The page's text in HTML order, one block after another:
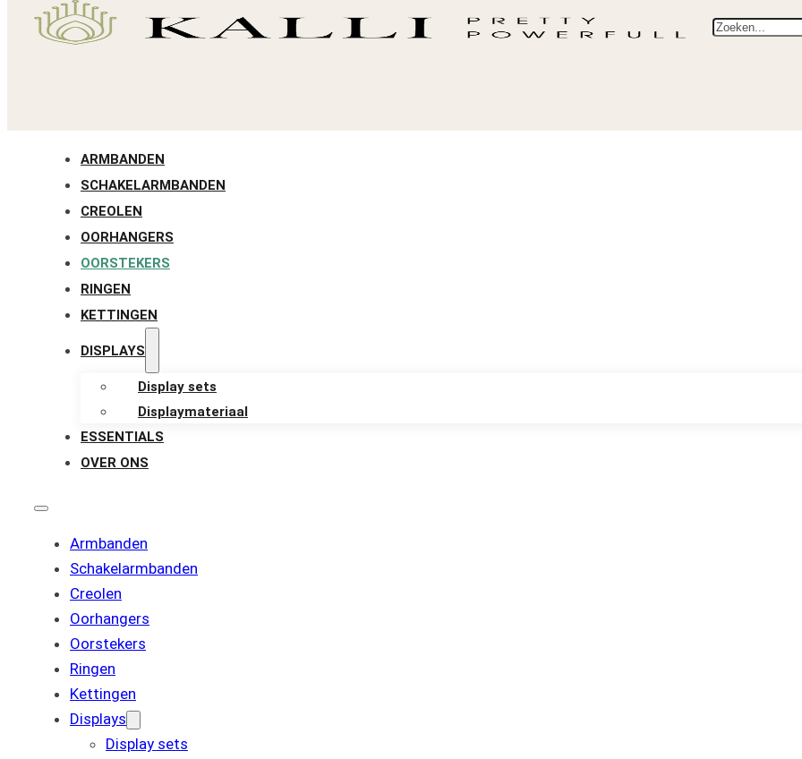
Zoeken
ARMBANDEN
SCHAKELARMBANDEN
CREOLEN
OORHANGERS
OORSTEKERS
RINGEN
KETTINGEN
DISPLAYS
Display sets
Displaymateriaal
ESSENTIALS
OVER ONS
Armbanden
Schakelarmbanden
Creolen
Oorhangers
Oorstekers
Ringen
Kettingen
Displays
Display sets